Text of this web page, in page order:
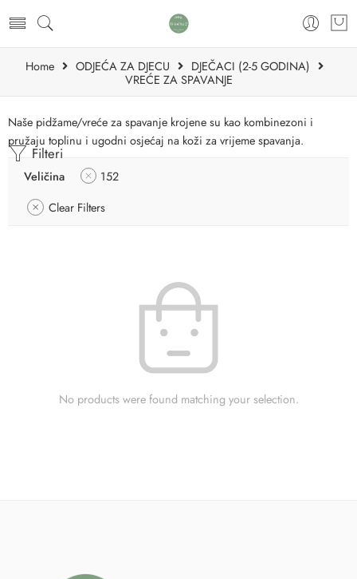
Home ODJEĆA ZA DJECU
DJEČACI (2-5 GODINA)
VREĆE ZA SPAVANJE
Naše pidžame/vreće za spavanje krojene su kao kombinezoni i
pružaju toplinu i ugodni osjećaj na koži za vrijeme spavanja.
Filteri
Veličina
152
Clear Filters
No products were found matching your selection.